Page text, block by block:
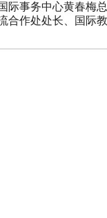
际事务中心黄春
作处处长、国